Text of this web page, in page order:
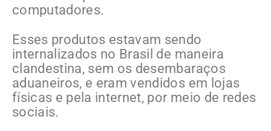
computadores.
Esses produtos estavam sendo
internalizados no Brasil de maneira
clandestina, sem os desembaraços
aduaneiros, e eram vendidos em lojas
físicas e pela internet, por meio de redes
sociais.